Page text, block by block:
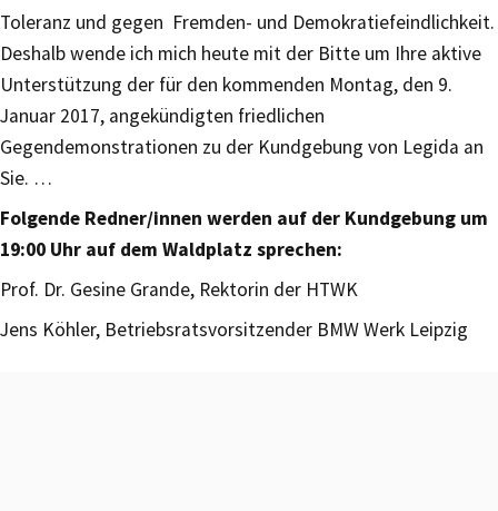
Toleranz und gegen Fremden- und Demokratiefeindlichkeit.
Deshalb wende ich mich heute mit der Bitte um Ihre aktive
Unterstützung der für den kommenden Montag, den 9.
Januar 2017, angekündigten friedlichen
Gegendemonstrationen zu der Kundgebung von Legida an
Sie. …
Folgende Redner/innen werden auf der Kundgebung um
19:00 Uhr auf dem Waldplatz sprechen:
Prof. Dr. Gesine Grande, Rektorin der HTWK
Jens Köhler, Betriebsratsvorsitzender BMW Werk Leipzig